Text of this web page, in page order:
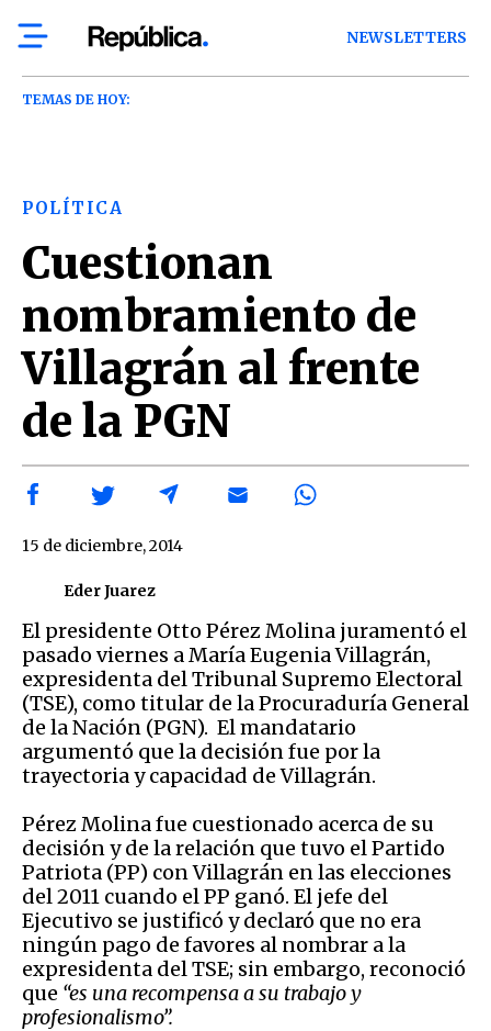
NEWSLETTERS
TEMAS DE HOY:
POLÍTICA
Cuestionan
nombramiento de
Villagrán al frente
de la PGN
Eder Juarez
15 de diciembre, 2014
El presidente Otto Pérez Molina juramentó el
pasado viernes a María Eugenia Villagrán,
expresidenta del Tribunal Supremo Electoral
(TSE), como titular de la Procuraduría General
de la Nación (PGN). El mandatario
argumentó que la decisión fue por la
trayectoria y capacidad de Villagrán.
Pérez Molina fue cuestionado acerca de su
decisión y de la relación que tuvo el Partido
Patriota (PP) con Villagrán en las elecciones
del 2011 cuando el PP ganó. El jefe del
Ejecutivo se justificó y declaró que no era
ningún pago de favores al nombrar a la
expresidenta del TSE; sin embargo, reconoció
que “es una recompensa a su trabajo y
profesionalismo”.